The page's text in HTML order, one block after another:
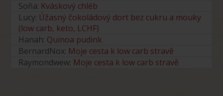
Soňa: Kváskový chléb
Lucy: Úžasný čokoládový dort bez cukru a mouky
(low carb, keto, LCHF)
Hanah: Quinoa pudink
BernardNox: Moje cesta k low carb stravě
Raymondwew: Moje cesta k low carb stravě